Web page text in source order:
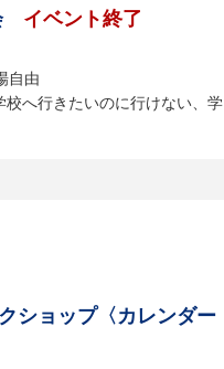
イベント終了
自由
へ行きたいのに行けない、学
ショップ〈カレンダー